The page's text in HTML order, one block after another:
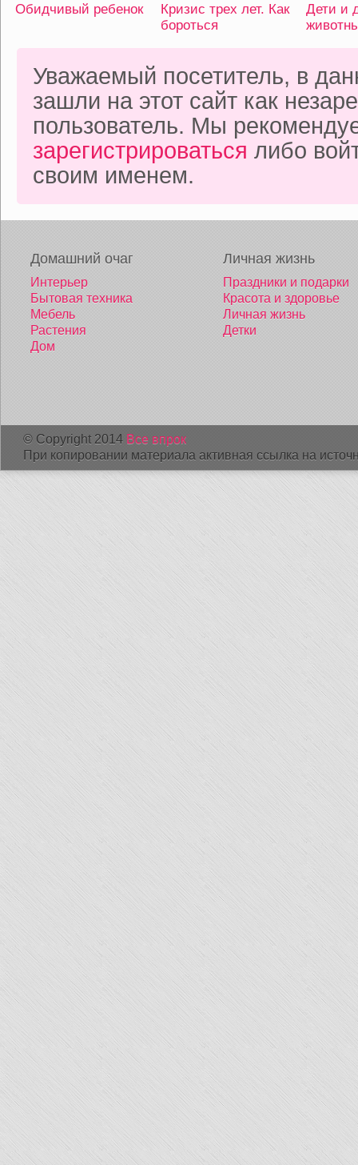
Обидчивый ребенок
Кризис трех лет. Как
бороться
Дети и
Уважаемый посетитель, в
зашли на этот сайт как
пользователь. Мы
зарегистрироваться либо
своим именем.
Домашний очаг
Интерьер
Бытовая техника
Мебель
Растения
Дом
Личная жизнь
Праздники и подарки
Красота и здоровье
Личная жизнь
Детки
© Copyright 2014 Все впрок
При копировании материала активная ссылка на